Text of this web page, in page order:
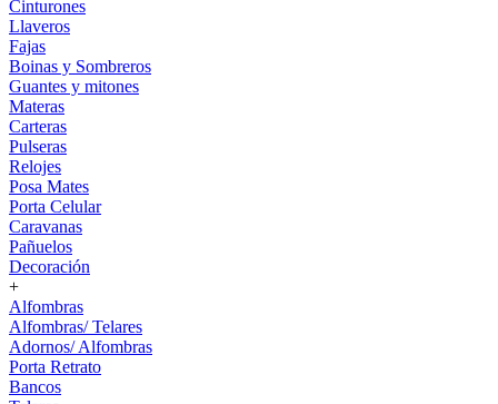
Cinturones
Llaveros
Fajas
Boinas y Sombreros
Guantes y mitones
Materas
Carteras
Pulseras
Relojes
Posa Mates
Porta Celular
Caravanas
Pañuelos
Decoración
+
Alfombras
Alfombras/ Telares
Adornos/ Alfombras
Porta Retrato
Bancos